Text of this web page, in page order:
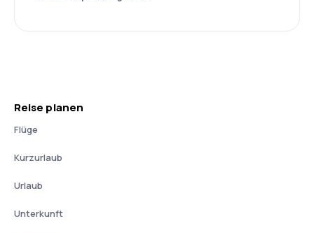
Reise planen
Flüge
Kurzurlaub
Urlaub
Unterkunft